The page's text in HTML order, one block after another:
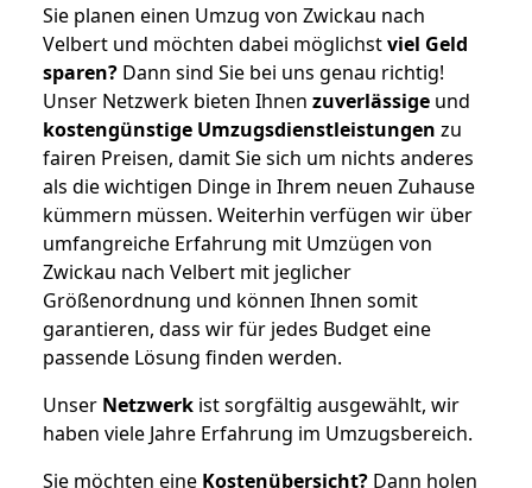
Sie planen einen Umzug von Zwickau nach
Velbert und möchten dabei möglichstviel Geld
sparen? Dann sind Sie bei uns genau richtig!
Unser Netzwerk bieten Ihnen zuverlässige und
kostengünstige Umzugsdienstleistungen zu
fairen Preisen, damit Sie sich um nichts anderes
als die wichtigen Dinge in Ihrem neuen Zuhause
kümmern müssen. Weiterhin verfügen wir über
umfangreiche Erfahrung mit Umzügen von
Zwickau nach Velbert mit jeglicher
Größenordnung und können Ihnen somit
garantieren, dass wir für jedes Budget eine
passende Lösung finden werden.
Unser Netzwerk ist sorgfältig ausgewählt, wir
haben viele Jahre Erfahrung im Umzugsbereich.
Sie möchten eine Kostenübersicht? Dann holen